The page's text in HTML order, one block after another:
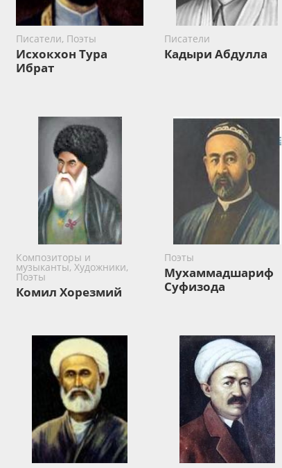
Писатели, Поэты
Исхокхон Тура
Ибрат
Писатели
Кадыри Абдулла
Композиторы и
музыканты, Художники,
Поэты
Комил Хорезмий
Поэты
Мухаммадшариф
Суфизода